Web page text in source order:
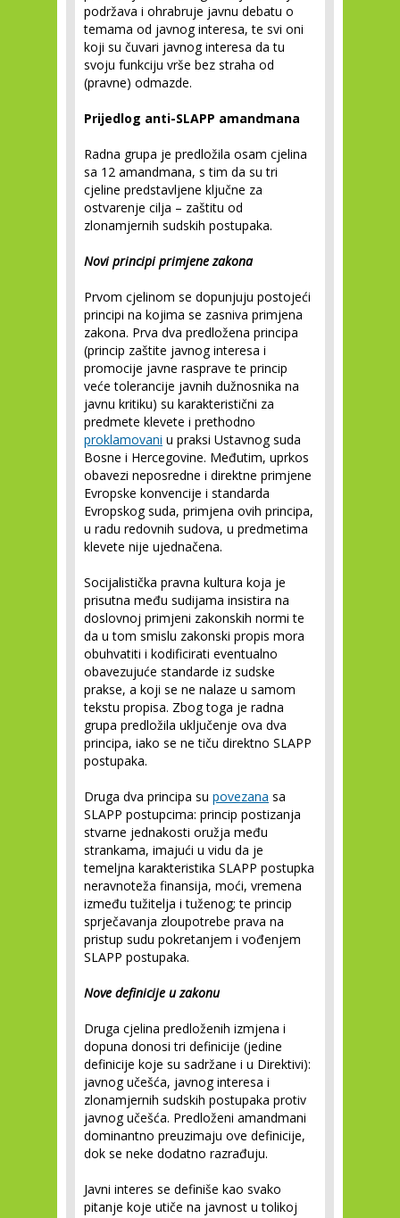
podržava i ohrabruje javnu debatu o
temama od javnog interesa, te svi oni
koji su čuvari javnog interesa da tu
svoju funkciju vrše bez straha od
(pravne) odmazde.
Prijedlog anti-SLAPP amandmana
Radna grupa je predložila osam cjelina
sa 12 amandmana, s tim da su tri
cjeline predstavljene ključne za
ostvarenje cilja – zaštitu od
zlonamjernih sudskih postupaka.
Novi principi primjene zakona
Prvom cjelinom se dopunjuju postojeći
principi na kojima se zasniva primjena
zakona. Prva dva predložena principa
(princip zaštite javnog interesa i
promocije javne rasprave te princip
veće tolerancije javnih dužnosnika na
javnu kritiku) su karakteristični za
predmete klevete i prethodno
proklamovani u praksi Ustavnog suda
Bosne i Hercegovine. Međutim, uprkos
obavezi neposredne i direktne primjene
Evropske konvencije i standarda
Evropskog suda, primjena ovih principa,
u radu redovnih sudova, u predmetima
klevete nije ujednačena.
Socijalistička pravna kultura koja je
prisutna među sudijama insistira na
doslovnoj primjeni zakonskih normi te
da u tom smislu zakonski propis mora
obuhvatiti i kodificirati eventualno
obavezujuće standarde iz sudske
prakse, a koji se ne nalaze u samom
tekstu propisa. Zbog toga je radna
grupa predložila uključenje ova dva
principa, iako se ne tiču direktno SLAPP
postupaka.
Druga dva principa su povezana sa
SLAPP postupcima: princip postizanja
stvarne jednakosti oružja među
strankama, imajući u vidu da je
temeljna karakteristika SLAPP postupka
neravnoteža finansija, moći, vremena
između tužitelja i tuženog; te princip
sprječavanja zloupotrebe prava na
pristup sudu pokretanjem i vođenjem
SLAPP postupaka.
Nove definicije u zakonu
Druga cjelina predloženih izmjena i
dopuna donosi tri definicije (jedine
definicije koje su sadržane i u Direktivi):
javnog učešća, javnog interesa i
zlonamjernih sudskih postupaka protiv
javnog učešća. Predloženi amandmani
dominantno preuzimaju ove definicije,
dok se neke dodatno razrađuju.
Javni interes se definiše kao svako
pitanje koje utiče na javnost u tolikoj